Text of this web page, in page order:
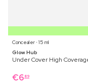
Concealer ⋅ 15 ml
Glow Hub
Under Cover High
€6 89